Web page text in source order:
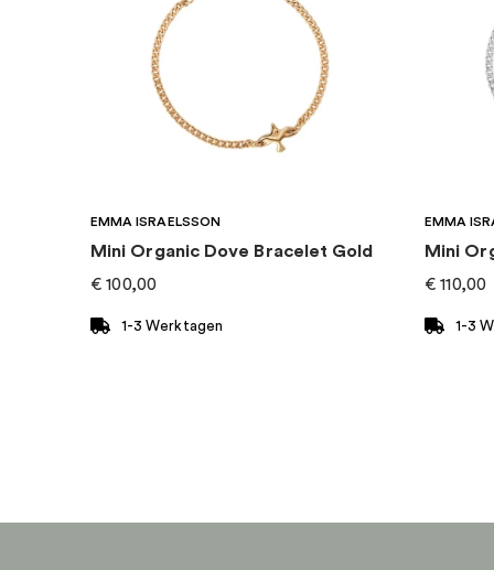
Kategorie Halsketten
Marke Drakenberg Sjölin
EMMA ISRAELSSON
Mini Organic Dove Bracelet Gold
€ 100,00
1-3 Werktagen
EMMA
Mini
€ 110,00
1-3